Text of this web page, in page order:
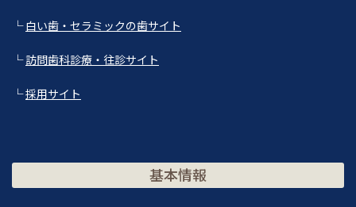
└白い歯・セラミックの歯サイト
└訪問歯科診療・往診サイト
└採用サイト
基本情報